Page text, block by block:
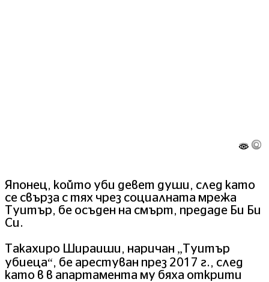
Японец, който уби девет души, след като
се свърза с тях чрез социалната мрежа
Туитър, бе осъден на смърт, предаде Би Би
Си.
Такахиро Шираиши, наричан „Туитър
убиеца“, бе арестуван през 2017 г., след
като в в апартамента му бяха открити